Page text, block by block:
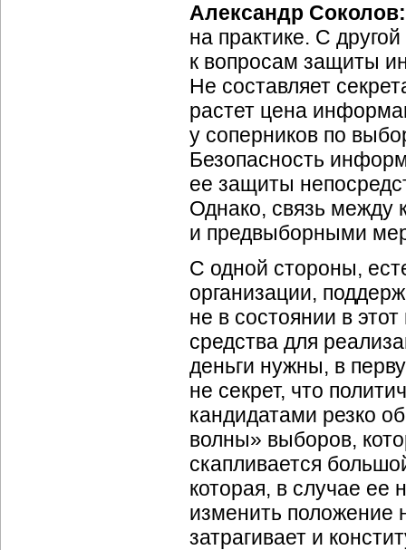
Александр Соколов:
на практике. С
к вопросам защиты
Не составляет
растет цена
у соперников по
Безопасность
ее защиты
Однако, связь
и предвыборными
С одной стороны,
организации,
не в состоянии в
средства для
деньги нужны, в
не секрет, что
кандидатами резко
волны» выборов,
скапливается
которая, в случае ее
изменить положение
затрагивает и